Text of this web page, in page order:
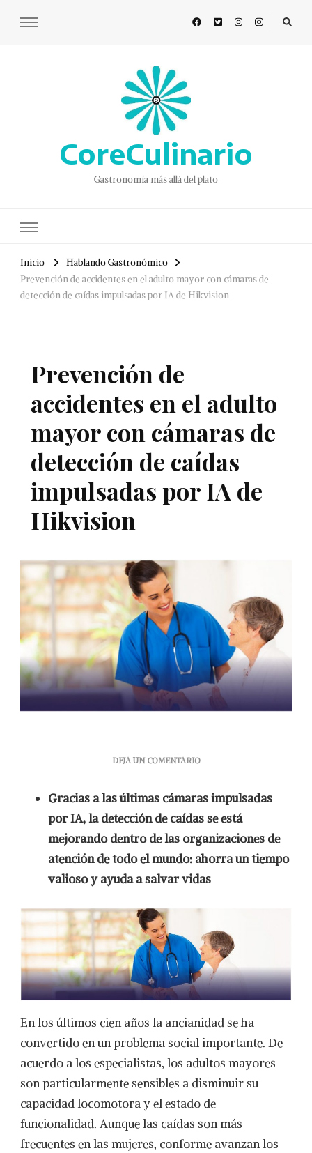
CoreCulinario
Gastronomía más allá del plato
Inicio
Hablando Gastronómico
Prevención de accidentes en el adulto mayor con cámaras de
detección de caídas impulsadas por IA de Hikvision
Prevención de
accidentes en el adulto
mayor con cámaras de
detección de caídas
impulsadas por IA de
Hikvision
DEJA UN COMENTARIOEN
ACCIDENTES
ADULTO
MAYOR
CON
CÁMARAS
CAÍDAS
IMPULSADAS
POR
IA
DE
HIKVISION
Gracias a las últimas cámaras impulsadas
por IA, la detección de caídas se está
mejorando dentro de las organizaciones de
atención de todo el mundo: ahorra un tiempo
valioso y ayuda a salvar vidas
En los últimos cien años la ancianidad se ha
convertido en un problema social importante. De
acuerdo a los especialistas, los adultos mayores
son particularmente sensibles a disminuir su
capacidad locomotora y el estado de
funcionalidad. Aunque las caídas son más
frecuentes en las mujeres, conforme avanzan los